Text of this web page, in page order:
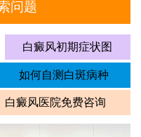
问题
白癜风初期症状图
如何自测白斑病种
白癜风医院免费咨询